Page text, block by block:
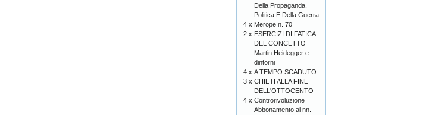
Della Propaganda,
Politica E Della Guerra
4 x Merope n. 70
2 x ESERCIZI DI FATICA
DEL CONCETTO
Martin Heidegger e
dintorni
4 x A TEMPO SCADUTO
3 x CHIETI ALLA FINE
DELL'OTTOCENTO
4 x Controrivoluzione
Abbonamento ai nn.